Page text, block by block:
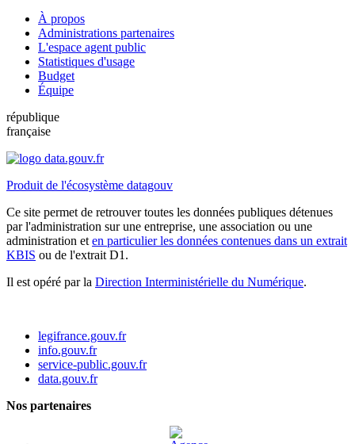
À propos
Administrations partenaires
L'espace agent public
Statistiques d'usage
Budget
Équipe
république
française
Produit de l'écosystème datagouv
Ce site permet de retrouver toutes les données publiques détenues
par l'administration sur une entreprise, une association ou une
administration et en particulier les données contenues dans un extrait
KBIS ou de l'extrait D1.
Il est opéré par la Direction Interministérielle du Numérique.
legifrance.gouv.fr
info.gouv.fr
service-public.gouv.fr
data.gouv.fr
Nos partenaires